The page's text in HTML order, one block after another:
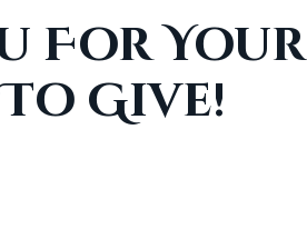
For Your
Give!